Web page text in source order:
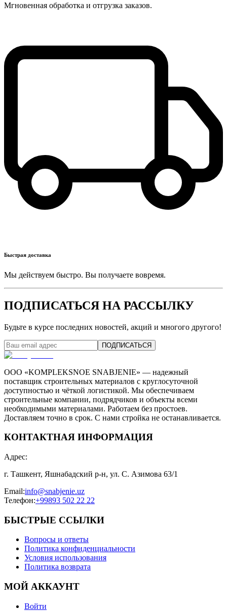
Мгновенная обработка и отгрузка заказов.
Быстрая доставка
Мы действуем быстро. Вы получаете вовремя.
ПОДПИСАТЬСЯ НА РАССЫЛКУ
Будьте в курсе последних новостей, акций и многого другого!
ПОДПИСАТЬСЯ
ООО «KOMPLEKSNOE SNABJENIE» — надежный
поставщик строительных материалов с круглосуточной
доступностью и чёткой логистикой. Мы обеспечиваем
строительные компании, подрядчиков и объекты всеми
необходимыми материалами. Работаем без простоев.
Доставляем точно в срок. С нами стройка не останавливается.
КОНТАКТНАЯ ИНФОРМАЦИЯ
Адрес:
г. Ташкент, Яшнабадский р-н, ул. С. Азимова 63/1
Email:info@snabjenie.uz
Телефон:+99893 502 22 22
БЫСТРЫЕ ССЫЛКИ
Вопросы и ответы
Политика конфиденциальности
Условия использования
Политика возврата
МОЙ АККАУНТ
Войти